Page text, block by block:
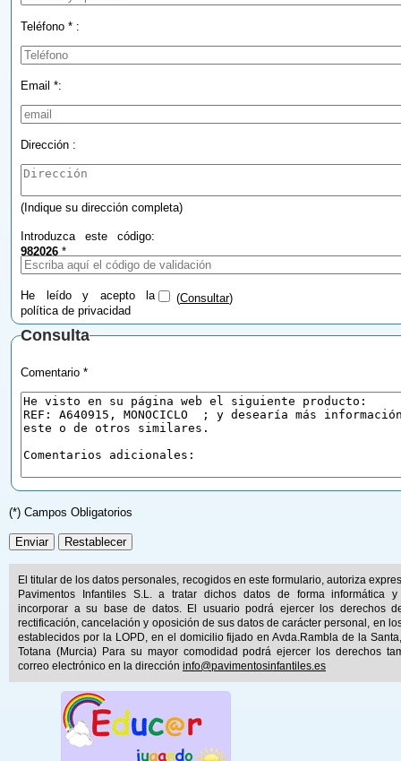
Teléfono * :
Email *:
Dirección :
(Indique su dirección completa)
Introduzca este código:
982026 *
He leído y acepto la
política de privacidad
(Consultar)
Consulta
Comentario *
(*) Campos Obligatorios
El titular de los datos personales, recogidos en este formulario, autoriza
Pavimentos Infantiles S.L. a tratar dichos datos de forma informática y
incorporar a su base de datos. El usuario podrá ejercer los derechos
rectificación, cancelación y oposición de sus datos de carácter personal, en
establecidos por la LOPD, en el domicilio fijado en Avda.Rambla de la
Totana (Murcia) Para su mayor comodidad podrá ejercer los derechos
correo electrónico en la dirección info@pavimentosinfantiles.es